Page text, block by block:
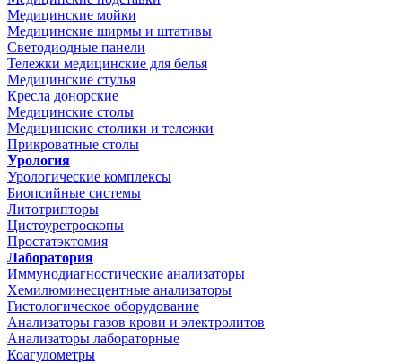
Медицинские мойки
Медицинские ширмы и штативы
Светодиодные панели
Тележки медицинские для белья
Медицинские стулья
Кресла донорские
Медицинские столы
Медицинские столики и тележки
Прикроватные столы
Урология
Урологические комплексы
Биопсийные системы
Литотрипторы
Цистоуретроскопы
Простатэктомия
Лаборатория
Иммунодиагностические анализаторы
Хемилюминесцентные анализаторы
Гистологическое оборудование
Анализаторы газов крови и электролитов
Анализаторы лабораторные
Коагулометры